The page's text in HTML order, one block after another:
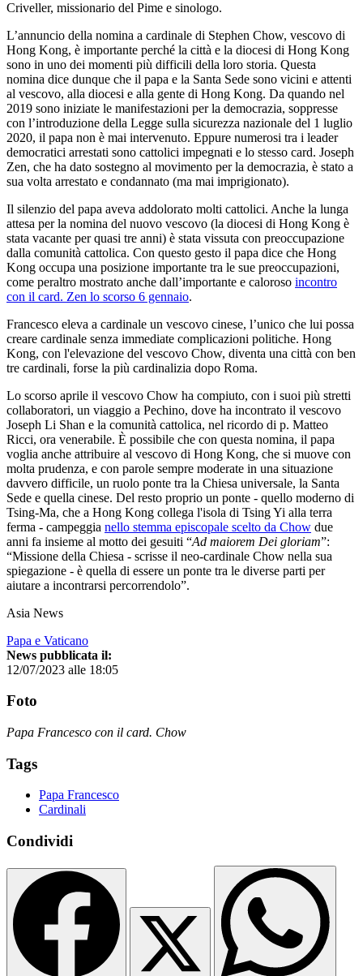
Criveller, missionario del Pime e sinologo.
L’annuncio della nomina a cardinale di Stephen Chow, vescovo di
Hong Kong, è importante perché la città e la diocesi di Hong Kong
sono in uno dei momenti più difficili della loro storia. Questa
nomina dice dunque che il papa e la Santa Sede sono vicini e attenti
al vescovo, alla diocesi e alla gente di Hong Kong. Da quando nel
2019 sono iniziate le manifestazioni per la democrazia, soppresse
con l’introduzione della Legge sulla sicurezza nazionale del 1 luglio
2020, il papa non è mai intervenuto. Eppure numerosi tra i leader
democratici arrestati sono cattolici impegnati e lo stesso card. Joseph
Zen, che ha dato sostegno al movimento per la democrazia, è stato a
sua volta arrestato e condannato (ma mai imprigionato).
Il silenzio del papa aveva addolorato molti cattolici. Anche la lunga
attesa per la nomina del nuovo vescovo (la diocesi di Hong Kong è
stata vacante per quasi tre anni) è stata vissuta con preoccupazione
dalla comunità cattolica. Con questo gesto il papa dice che Hong
Kong occupa una posizione importante tra le sue preoccupazioni,
come peraltro mostrato anche dall’importante e caloroso incontro
con il card. Zen lo scorso 6 gennaio.
Francesco eleva a cardinale un vescovo cinese, l’unico che lui possa
creare cardinale senza immediate complicazioni politiche. Hong
Kong, con l'elevazione del vescovo Chow, diventa una città con ben
tre cardinali, forse la più cardinalizia dopo Roma.
Lo scorso aprile il vescovo Chow ha compiuto, con i suoi più stretti
collaboratori, un viaggio a Pechino, dove ha incontrato il vescovo
Joseph Li Shan e la comunità cattolica, nel ricordo di p. Matteo
Ricci, ora venerabile. È possibile che con questa nomina, il papa
voglia anche attribuire al vescovo di Hong Kong, che si muove con
molta prudenza, e con parole sempre moderate in una situazione
davvero difficile, un ruolo ponte tra la Chiesa universale, la Santa
Sede e quella cinese. Del resto proprio un ponte - quello moderno di
Tsing-Ma, che a Hong Kong collega l'isola di Tsing Yi alla terra
ferma - campeggia nello stemma episcopale scelto da Chow due
anni fa insieme al motto dei gesuiti “Ad maiorem Dei gloriam”:
“Missione della Chiesa - scrisse il neo-cardinale Chow nella sua
spiegazione - è quella di essere un ponte tra le diverse parti per
aiutare a incontrarsi percorrendolo”.
Asia News
Papa e Vaticano
News pubblicata il:
12/07/2023 alle 18:05
Foto
Papa Francesco con il card. Chow
Tags
Papa Francesco
Cardinali
Condividi